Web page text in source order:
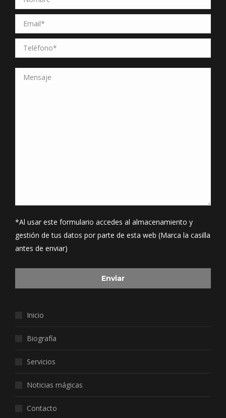
*Al usar este formulario accedes al almacenamiento y
gestión de tus datos por parte de esta web (Marca la casilla
antes de enviar)
Inicio
Biografía
Servicios
Noticias mágicas
Contacto